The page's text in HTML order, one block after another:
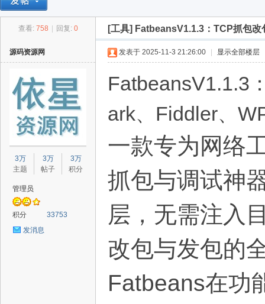
› › ›
查看: 758 回复: 0 [工具] FatbeansV1.1.3：TCP抓包
源码资源网
3万
主题
3万
帖子
3万
积分
管理员
积分
33753
发消息
发表于 2025-11-3 21:26:00 显示全部楼层
FatbeansV1.1.3
ark、Fiddler、
一款专为网络
抓包与调试神
层，无需注入
改包与发包的
Fatbeans在功